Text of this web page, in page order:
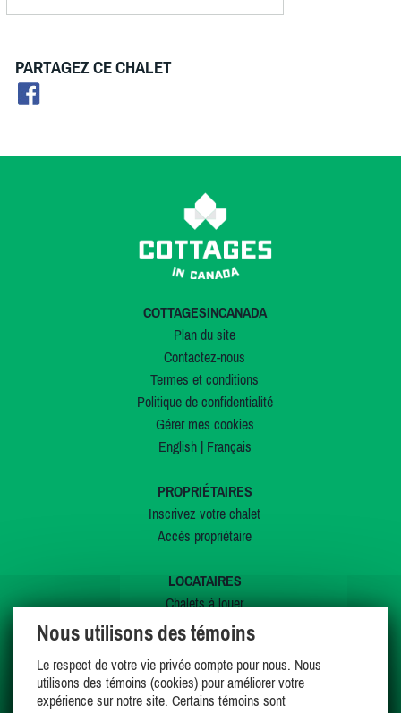
PARTAGEZ CE CHALET
COTTAGESINCANADA
Plan du site
Contactez-nous
Termes et conditions
Politique de confidentialité
Gérer mes cookies
English| Français
PROPRIÉTAIRES
Inscrivez votre chalet
Accès propriétaire
LOCATAIRES
Chalets à louer
Chalets à vendre
Offres spéciales
Mes favoris
Nous utilisons des témoins
Le respect de votre vie privée compte pour nous. Nous
utilisons des témoins (cookies) pour améliorer votre
expérience sur notre site. Certains témoins sont